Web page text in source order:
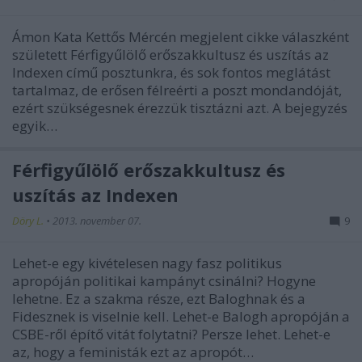
Ámon Kata Kettős Mércén megjelent cikke válaszként
született Férfigyűlölő erőszakkultusz és uszítás az
Indexen című posztunkra, és sok fontos meglátást
tartalmaz, de erősen félreérti a poszt mondandóját,
ezért szükségesnek érezzük tisztázni azt. A bejegyzés
egyik…
Férfigyűlölő erőszakkultusz és
uszítás az Indexen
Döry L. • 2013. november 07. 9
Lehet-e egy kivételesen nagy fasz politikus
apropóján politikai kampányt csinálni? Hogyne
lehetne. Ez a szakma része, ezt Baloghnak és a
Fidesznek is viselnie kell. Lehet-e Balogh apropóján a
CSBE-ről építő vitát folytatni? Persze lehet. Lehet-e
az, hogy a feministák ezt az apropót…